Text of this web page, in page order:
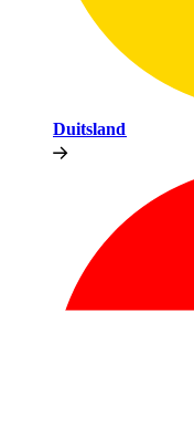
Duitsland​​